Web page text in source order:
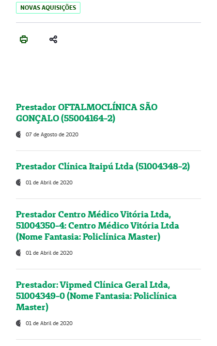
NOVAS AQUISIÇÕES
Prestador OFTALMOCLÍNICA SÃO
GONÇALO (55004164-2)
07 de Agosto de 2020
Prestador Clínica Itaipú Ltda (51004348-2)
01 de Abril de 2020
Prestador Centro Médico Vitória Ltda,
51004350-4: Centro Médico Vitória Ltda
(Nome Fantasia: Policlínica Master)
01 de Abril de 2020
Prestador: Vipmed Clínica Geral Ltda,
51004349-0 (Nome Fantasia: Policlínica
Master)
01 de Abril de 2020